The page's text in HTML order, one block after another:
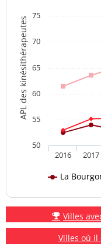
APL des kinésithérapeutes
La
2016 2017
50
55
60
65
70
75
Villes
Villes où